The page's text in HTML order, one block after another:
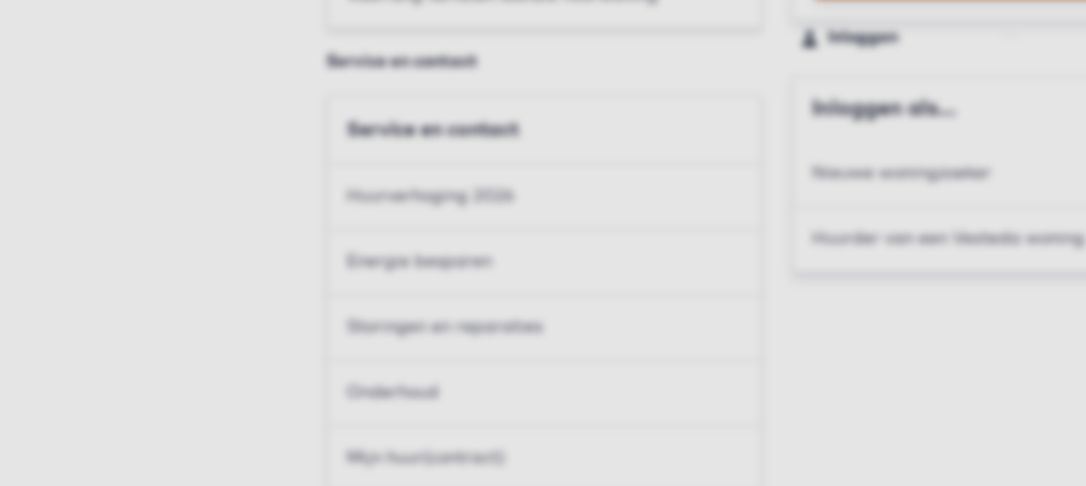
Service en contact
Service en contact
Huurverhoging 2026
Energie besparen
Storingen en reparaties
Onderhoud
Mijn huur(contract)
Inloggen
Inloggen als...
Nieuwe woningzoeker
Huurder van een Vesteda woning